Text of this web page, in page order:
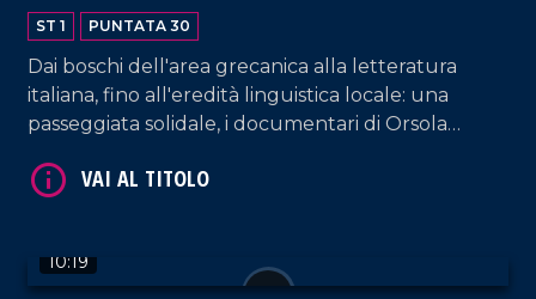
ST 1 PUNTATA 30
Dai boschi dell'area grecanica alla letteratura
italiana, fino all'eredità linguistica locale: una
passeggiata solidale, i documentari di Orsola
memoria, cultura e tradizione.
10:19